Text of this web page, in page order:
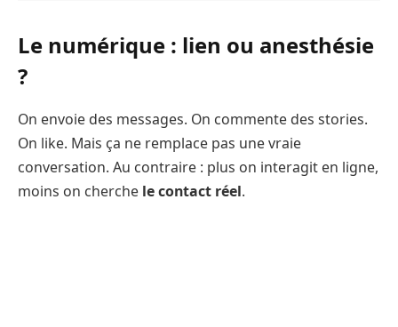
Le numérique : lien ou anesthésie
?
On envoie des messages. On commente des stories.
On like. Mais ça ne remplace pas une vraie
conversation. Au contraire : plus on interagit en ligne,
moins on cherche le contact réel.